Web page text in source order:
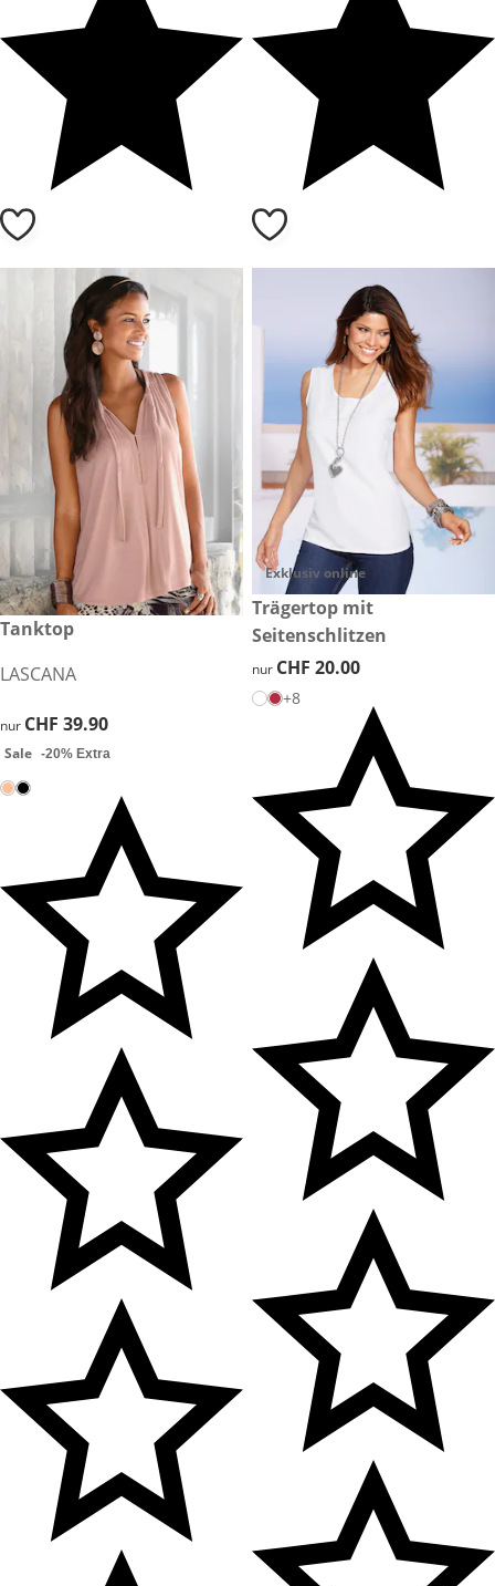
CHF 39.90
Sale
Tanktop
LASCANA
CHF 39.90
nur CHF 39.90
Sale -20% Extra
Exklusiv online
CHF 20.00
Trägertop mit
Seitenschlitzen
CHF 20.00
nur CHF 20.00
+8